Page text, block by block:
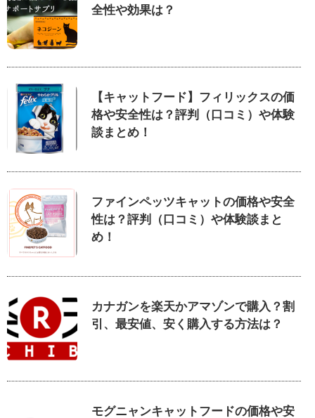
全性や効果は？
【キャットフード】フィリックスの価
格や安全性は？評判（口コミ）や体験
談まとめ！
ファインペッツキャットの価格や安全
性は？評判（口コミ）や体験談まと
め！
カナガンを楽天かアマゾンで購入？割
引、最安値、安く購入する方法は？
モグニャンキャットフードの価格や安